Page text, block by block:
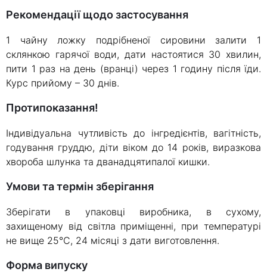
Рекомендації щодо застосування
1 чайну ложку подрібненої сировини залити 1
склянкою гарячої води, дати настоятися 30 хвилин,
пити 1 раз на день (вранці) через 1 годину після їди.
Курс прийому – 30 днів.
Протипоказання!
Індивідуальна чутливість до інгредієнтів, вагітність,
годування груддю, діти віком до 14 років, виразкова
хвороба шлунка та дванадцятипалої кишки.
Умови та термін зберігання
Зберігати в упаковці виробника, в сухому,
захищеному від світла приміщенні, при температурі
не вище 25°C, 24 місяці з дати виготовлення.
Форма випуску